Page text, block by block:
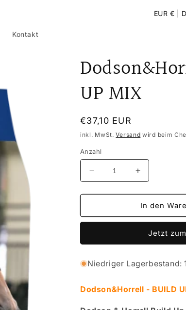
Kontakt
/
i
n
EUR
UP MIX
Normaler
Preis
€37,10 EUR
inkl. MwSt.Versand wird beim
Anzahl
Verringere
die
Menge
Dodson&amp;Horrell
UP
Erhöhe
die
Menge
für
BUILD
UP
In den
Jetzt
Niedriger Lagerbestand:
Dodson&Horrell - BUILD